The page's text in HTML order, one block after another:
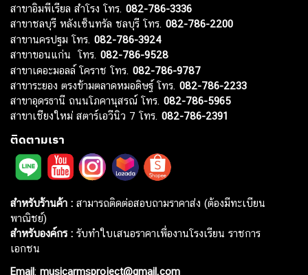
สาขาอิมพีเรียล สำโรง โทร. 082-786-3336
สาขาชลบุรี หลังเซ็นทรัล ชลบุรี โทร. 082-786-2200
สาขานครปฐม โทร. 082-786-3924
สาขาขอนแก่น โทร. 082-786-9528
สาขาเดอะมอลล์ โคราช โทร. 082-786-9787
สาขาระยอง ตรงข้ามตลาดหมอดิษฐ์ โทร. 082-786-2233
สาขาอุดรธานี ถนนโภคานุสรณ์ โทร. 082-786-5965
สาขาเชียงใหม่ สตาร์เอวีนิว 7 โทร. 082-786-2391
ติดตามเรา
สำหรับร้านค้า : สามารถติดต่อสอบถามราคาส่ง (ต้องมีทะเบียน
พาณิชย์)
สำหรับองค์กร : รับทำใบเสนอราคาเพื่องานโรงเรียน ราชการ
เอกชน
Email: musicarmsproject@gmail.com